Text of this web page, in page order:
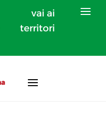
vai ai
territori